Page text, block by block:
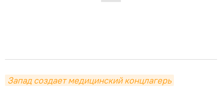
Запад создает медицинский концлагерь